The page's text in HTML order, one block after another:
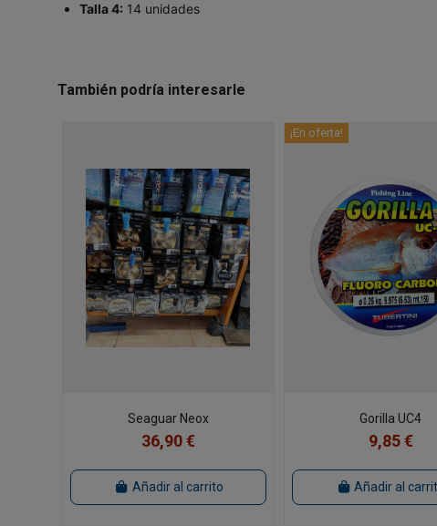
Talla 4: 14 unidades
También podría interesarle
Seaguar Neox
36,90 €
Añadir al carrito
¡En oferta!
Gorilla UC4
9,85 €
Añadir al